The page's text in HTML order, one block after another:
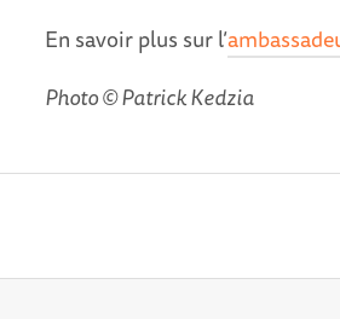
En savoir plus sur l’
Photo © Patrick Kedzia